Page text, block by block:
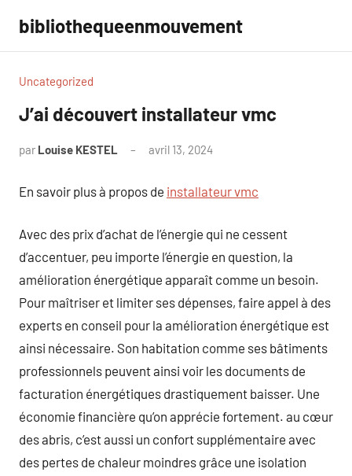
contenu
bibliothequeenmouvement
Uncategorized
J’ai découvert installateur vmc
par Louise KESTEL avril 13, 2024
En savoir plus à propos de installateur vmc
Avec des prix d’achat de l’énergie qui ne cessent
d’accentuer, peu importe l’énergie en question, la
amélioration énergétique apparaît comme un besoin.
Pour maîtriser et limiter ses dépenses, faire appel à des
experts en conseil pour la amélioration énergétique est
ainsi nécessaire. Son habitation comme ses bâtiments
professionnels peuvent ainsi voir les documents de
facturation énergétiques drastiquement baisser. Une
économie financière qu’on apprécie fortement. au cœur
des abris, c’est aussi un confort supplémentaire avec
des pertes de chaleur moindres grâce une isolation